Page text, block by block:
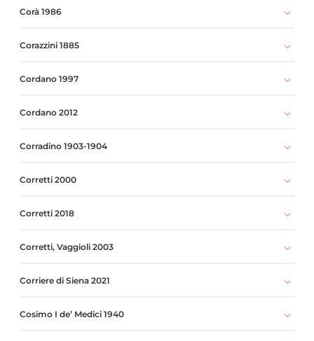
Corà 1986
Corazzini 1885
Cordano 1997
Cordano 2012
Corradino 1903-1904
Corretti 2000
Corretti 2018
Corretti, Vaggioli 2003
Corriere di Siena 2021
Cosimo I de’ Medici 1940